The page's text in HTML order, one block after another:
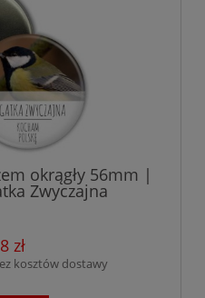
okrągły 56mm |
Zwyczajna
zł
kosztów dostawy